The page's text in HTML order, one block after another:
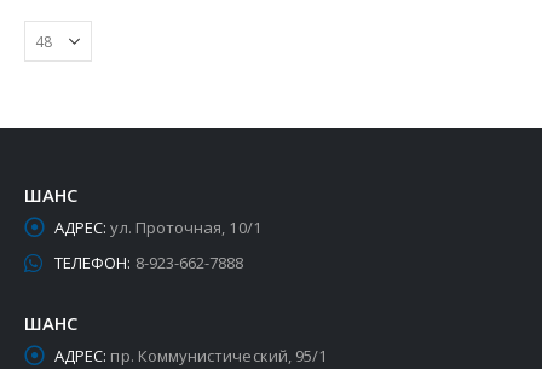
ШАНС
АДРЕС: ул. Проточная, 10/1
ТЕЛЕФОН: 8-923-662-7888
ШАНС
АДРЕС: пр. Коммунистический, 95/1